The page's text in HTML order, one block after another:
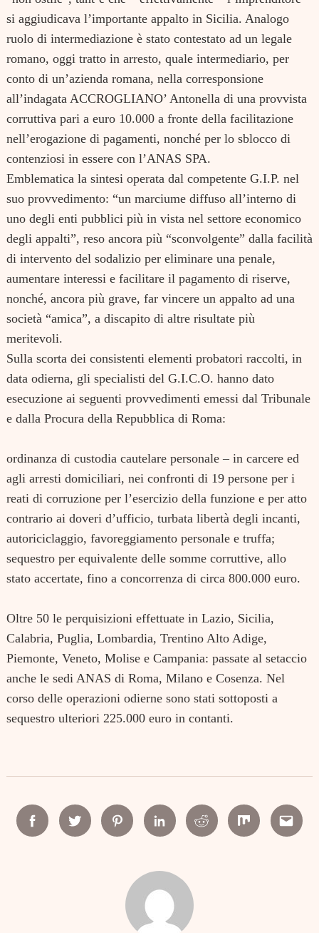
si aggiudicava l’importante appalto in Sicilia. Analogo
ruolo di intermediazione è stato contestato ad un legale
romano, oggi tratto in arresto, quale intermediario, per
conto di un’azienda romana, nella corresponsione
all’indagata ACCROGLIANO’ Antonella di una provvista
corruttiva pari a euro 10.000 a fronte della facilitazione
nell’erogazione di pagamenti, nonché per lo sblocco di
contenziosi in essere con l’ANAS SPA.
Emblematica la sintesi operata dal competente G.I.P. nel
suo provvedimento: “un marciume diffuso all’interno di
uno degli enti pubblici più in vista nel settore economico
degli appalti”, reso ancora più “sconvolgente” dalla facilità
di intervento del sodalizio per eliminare una penale,
aumentare interessi e facilitare il pagamento di riserve,
nonché, ancora più grave, far vincere un appalto ad una
società “amica”, a discapito di altre risultate più
meritevoli.
Sulla scorta dei consistenti elementi probatori raccolti, in
data odierna, gli specialisti del G.I.C.O. hanno dato
esecuzione ai seguenti provvedimenti emessi dal Tribunale
e dalla Procura della Repubblica di Roma:
ordinanza di custodia cautelare personale – in carcere ed
agli arresti domiciliari, nei confronti di 19 persone per i
reati di corruzione per l’esercizio della funzione e per atto
contrario ai doveri d’ufficio, turbata libertà degli incanti,
autoriciclaggio, favoreggiamento personale e truffa;
sequestro per equivalente delle somme corruttive, allo
stato accertate, fino a concorrenza di circa 800.000 euro.
Oltre 50 le perquisizioni effettuate in Lazio, Sicilia,
Calabria, Puglia, Lombardia, Trentino Alto Adige,
Piemonte, Veneto, Molise e Campania: passate al setaccio
anche le sedi ANAS di Roma, Milano e Cosenza. Nel
corso delle operazioni odierne sono stati sottoposti a
sequestro ulteriori 225.000 euro in contanti.
FacebookTwitter PinterestLinkedinReddit Mix Email